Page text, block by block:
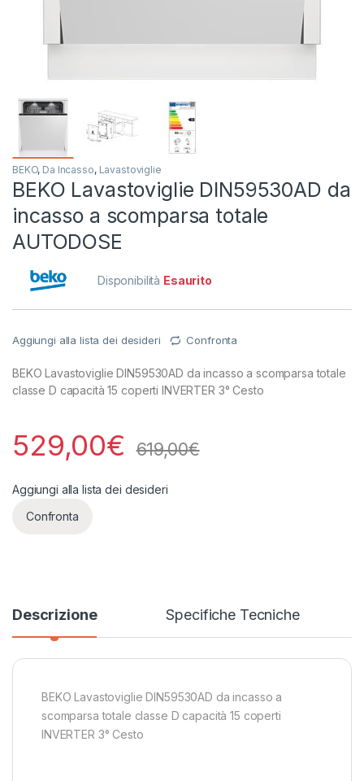
BEKO, Da Incasso, Lavastoviglie
BEKO Lavastoviglie DIN59530AD da
incasso a scomparsa totale
AUTODOSE
Disponibilità Esaurito
Aggiungi alla lista dei desideri Confronta
BEKO Lavastoviglie DIN59530AD da incasso a scomparsa totale
classe D capacità 15 coperti INVERTER 3° Cesto
529,00€ 619,00€
Aggiungi alla lista dei desideri
Confronta
Descrizione Specifiche Tecniche
BEKO Lavastoviglie DIN59530AD da incasso a
scomparsa totale classe D capacità 15 coperti
INVERTER 3° Cesto